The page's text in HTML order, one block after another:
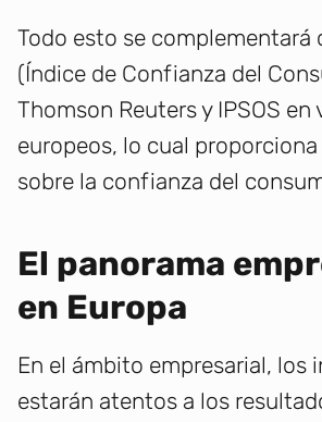
Todo esto se complementará
(Índice de Confianza del
Thomson Reuters y IPSOS en
europeos, lo cual
sobre la confianza del
El panorama
en Europa
En el ámbito empresarial, los
estarán atentos a los